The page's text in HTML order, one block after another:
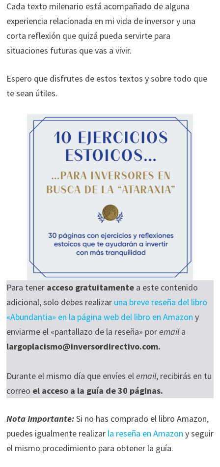
Cada texto milenario está acompañado de alguna
experiencia relacionada en mi vida de inversor y una
corta reflexión que quizá pueda servirte para
situaciones futuras que vas a vivir.
Espero que disfrutes de estos textos y sobre todo que
te sean útiles.
Para tener acceso gratuitamentea este contenido
adicional, solo debes realizar una breve reseña del libro
«Abundantia» en la página web del libro en Amazon y
enviarme el «pantallazo de la reseña» poremaila
largoplacismo@inversordirectivo.com.
Durante el mismo día que envíes elemail, recibirás en tu
correo el acceso a la guía de 30 páginas.
Nota Importante:Si no has comprado el libro Amazon,
puedes igualmente realizar la reseña en Amazon y seguir
el mismo procedimiento para obtener la guía.
posibilidad de
ver contenido y
ofertas